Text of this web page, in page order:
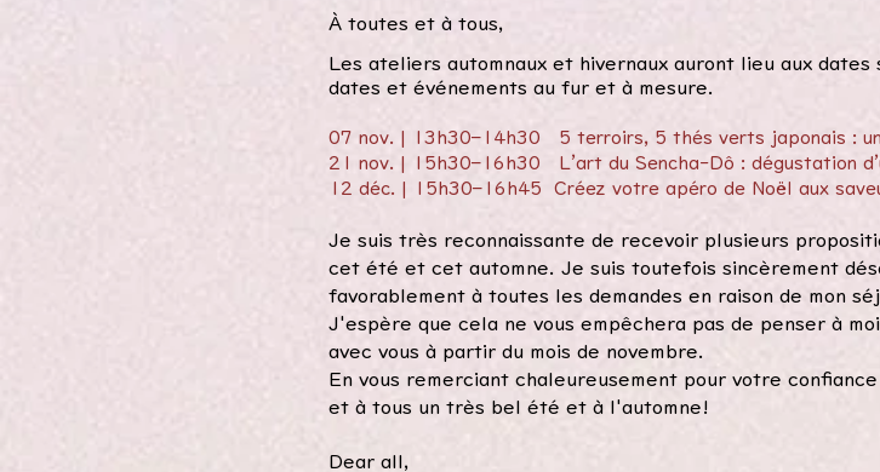
​​À toutes et à tous,
Les ateliers automnaux et hivernaux auront lieu aux
dates et événements au fur et à mesure.
07 nov. | 13h30–14h30 5 terroirs, 5 thés verts japonais : un
21 nov. | 15h30–16h30 L’art du Sencha-Dô : dégustation
12 déc. | 15h30–16h45 Créez votre apéro de Noël aux
Je suis très reconnaissante de recevoir plusieurs
cet été et cet automne. Je suis toutefois sincèrement
favorablement à toutes les demandes en raison de mon
J'espère que cela ne vous empêchera pas de penser à
avec vous à partir du mois de novembre.
En vous remerciant chaleureusement pour votre
et à tous un très bel été et à l'automne!
Dear all,